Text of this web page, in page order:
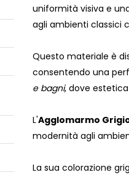
uniformità visiva e
agli ambienti classici
Questo materiale è
consentendo una
e bagni, dove
L'Agglomarmo
modernità agli
La sua colorazione